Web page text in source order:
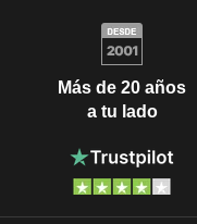
Más de 20 años
a tu lado